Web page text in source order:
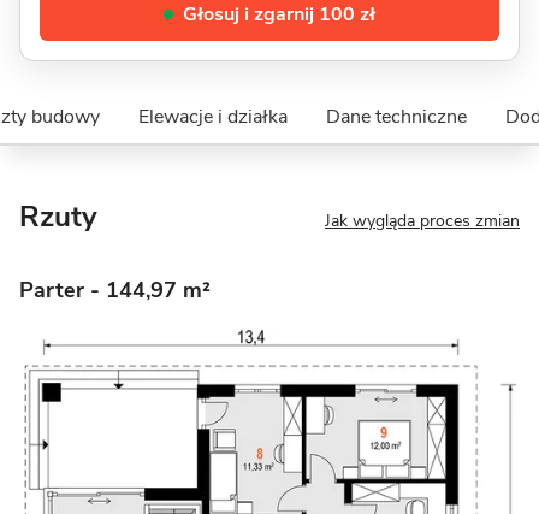
Głosuj i zgarnij 100 zł
budowy Elewacje i działka Dane techniczne
Rzuty Jak wygląda proces zmian
Parter - 144,97 m²